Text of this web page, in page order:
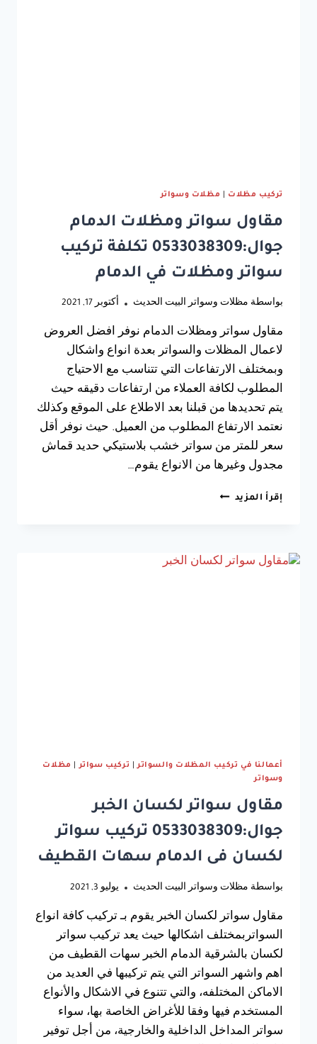
تركيب مظلات مظلات وسواتر
مقاول سواتر ومظلات الدمام
جوال:0533038309 تكلفة تركيب
سواتر ومظلات في الدمام
بواسطة مظلات وسواتر البيت الحديث أكتوبر 17, 2021
مقاول سواتر ومظلات الدمام نوفر افضل العروض
لاعمال المظلات والسواتر بعدة انواع واشكال
وبمختلف الارتفاعات التي تتناسب مع الاحتیاج
المطلوب لكافة العملاء من ارتفاعات دقیقه حيث
یتم تحدیدھا من قبلنا بعد الاطلاع على الموقع وكذلك
نعتمد الارتفاع المطلوب من العمیل. حيث نوفر أقل
سعر للمتر من سواتر خشب بلاستيكي حديد قماش
مجدول وغيرها من الانواع يقوم…
إقرأ المزيد مقاول
جوال:0533038309
تكلفة
أعمالنا في تركيب المظلات والسواتر| تركيب سواتر|
مظلات
وسواتر
مقاول سواتر لكسان الخبر
جوال:0533038309 تركيب سواتر
لكسان فى الدمام سهات القطيف
بواسطة مظلات وسواتر البيت الحديث يوليو 3, 2021
مقاول سواتر لكسان الخبر يقوم بـ تركيب كافة انواع
السواتربمختلف اشكالها حيث يعد تركيب سواتر
لكسان بالشرقية الدمام الخبر سهات القطيف من
اهم واشهر السواتر التي يتم تركيبها في العديد من
الاماكن المختلفه، والتي تتنوع في الاشكال والأنواع
المستخدم فيها وفقا للأغراض الخاصة بها، سواء
سواتر المداخل الداخلية والخارجية، من أجل توفير